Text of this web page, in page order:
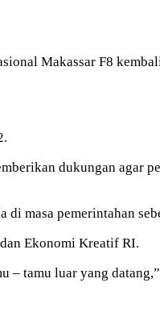
Makassar F8
dukungan agar
masa pemerintahan
Ekonomi Kreatif RI.
– tamu luar yang